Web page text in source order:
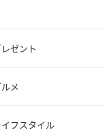
ゼント
メ
フスタイル